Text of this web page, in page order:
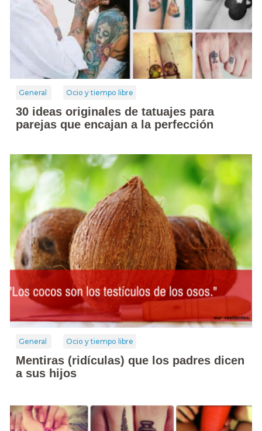
General Ocio y tiempo libre
30 ideas originales de tatuajes para
parejas que encajan a la perfección
General Ocio y tiempo libre
Mentiras (ridículas) que los padres dicen
a sus hijos